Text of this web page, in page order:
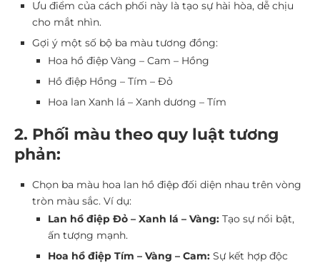
Ưu điểm của cách phối này là tạo sự hài hòa, dễ chịu
cho mắt nhìn.
Gợi ý một số bộ ba màu tương đồng:
Hoa hồ điệp Vàng – Cam – Hồng
Hồ điệp Hồng – Tím – Đỏ
Hoa lan Xanh lá – Xanh dương – Tím
2. Phối màu theo quy luật tương
phản:
Chọn ba màu hoa lan hồ điệp đối diện nhau trên vòng
tròn màu sắc. Ví dụ:
Lan hồ điệp Đỏ – Xanh lá – Vàng: Tạo sự nổi bật,
ấn tượng mạnh.
Hoa hồ điệp Tím – Vàng – Cam: Sự kết hợp độc